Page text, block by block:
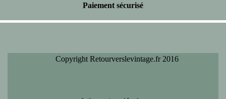
Paiement sécurisé
Copyright Retourverslevintage.fr 2016